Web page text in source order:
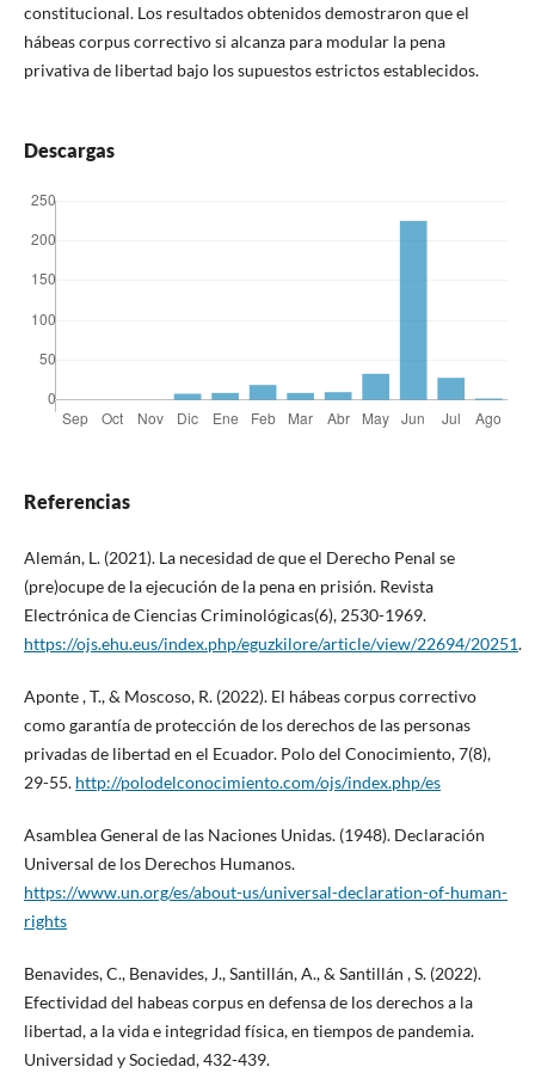
constitucional. Los resultados obtenidos demostraron que el
hábeas corpus correctivo si alcanza para modular la pena
privativa de libertad bajo los supuestos estrictos establecidos.
Descargas
Referencias
Alemán, L. (2021). La necesidad de que el Derecho Penal se
(pre)ocupe de la ejecución de la pena en prisión. Revista
Electrónica de Ciencias Criminológicas(6), 2530-1969.
https://ojs.ehu.eus/index.php/eguzkilore/article/view/22694/20251.
Aponte , T., & Moscoso, R. (2022). El hábeas corpus correctivo
como garantía de protección de los derechos de las personas
privadas de libertad en el Ecuador. Polo del Conocimiento, 7(8),
29-55. http://polodelconocimiento.com/ojs/index.php/es
Asamblea General de las Naciones Unidas. (1948). Declaración
Universal de los Derechos Humanos.
https://www.un.org/es/about-us/universal-declaration-of-human-
rights
Benavides, C., Benavides, J., Santillán, A., & Santillán , S. (2022).
Efectividad del habeas corpus en defensa de los derechos a la
libertad, a la vida e integridad física, en tiempos de pandemia.
Universidad y Sociedad, 432-439.